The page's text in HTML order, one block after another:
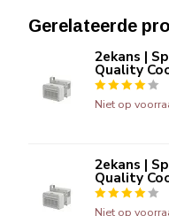
Gerelateerde
2ekans |
Quality
Niet op
2ekans |
Quality
Niet op